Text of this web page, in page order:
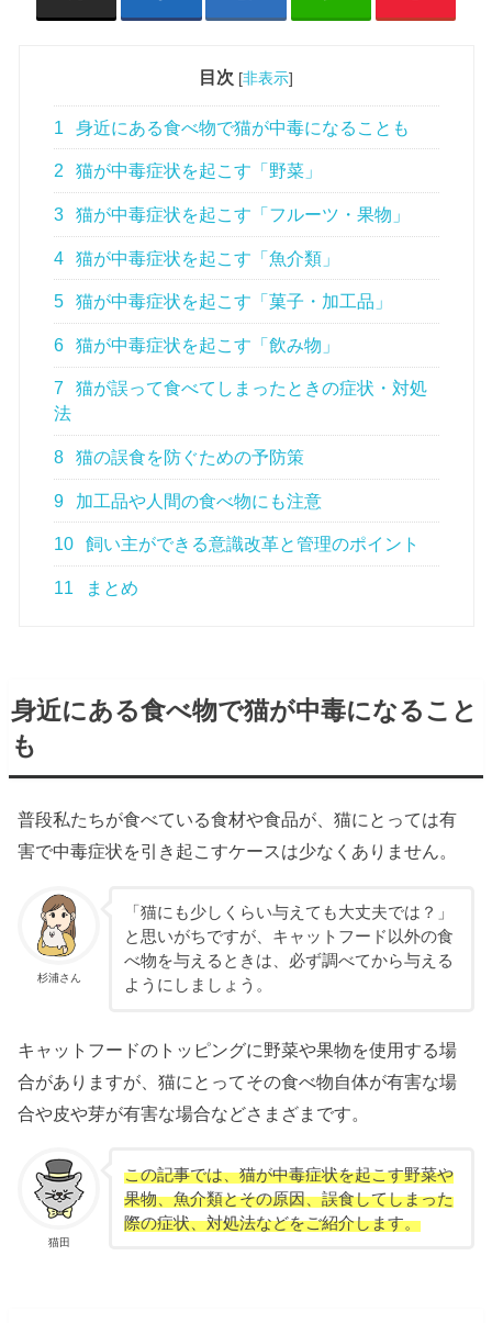
目次 [非表示]
1 身近にある食べ物で猫が中毒になることも
2 猫が中毒症状を起こす「野菜」
3 猫が中毒症状を起こす「フルーツ・果物」
4 猫が中毒症状を起こす「魚介類」
5 猫が中毒症状を起こす「菓子・加工品」
6 猫が中毒症状を起こす「飲み物」
7
猫が誤って食べてしまったときの症状・対処
法
8 猫の誤食を防ぐための予防策
9 加工品や人間の食べ物にも注意
10 飼い主ができる意識改革と管理のポイント
11 まとめ
身近にある食べ物で猫が中毒になること
も
普段私たちが食べている食材や食品が、猫にとっては有
害で中毒症状を引き起こすケースは少なくありません。
杉浦さん
「猫にも少しくらい与えても大丈夫では？」
と思いがちですが、キャットフード以外の食
べ物を与えるときは、必ず調べてから与える
ようにしましょう。
キャットフードのトッピングに野菜や果物を使用する場
合がありますが、猫にとってその食べ物自体が有害な場
合や皮や芽が有害な場合などさまざまです。
猫田
この記事では、猫が中毒症状を起こす野菜や
果物、魚介類とその原因、誤食してしまった
際の症状、対処法などをご紹介します。